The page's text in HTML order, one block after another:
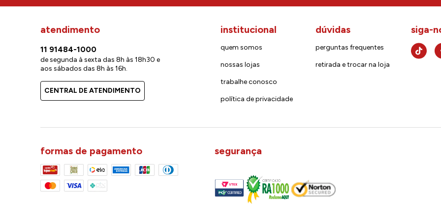
atendimento
11 91484-1000
de segunda à sexta das 8h às 18h30 e
aos sábados das 8h às 16h.
CENTRAL DE ATENDIMENTO
institucional
quem somos
nossas lojas
trabalhe conosco
política de privacidade
dúvidas
perguntas frequentes
retirada e trocar na loja
siga-
formas de pagamento segurança